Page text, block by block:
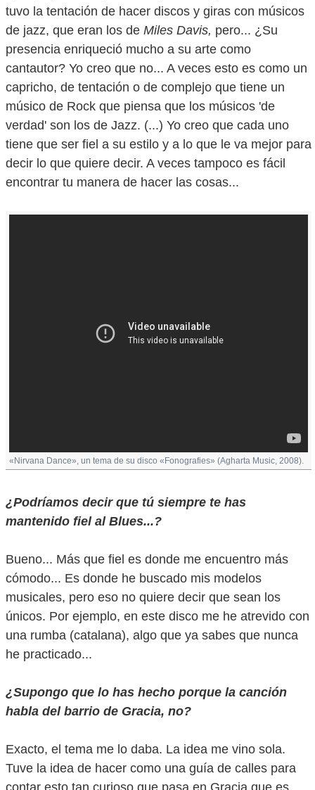
tuvo la tentación de hacer discos y giras con músicos
de jazz, que eran los de Miles Davis, pero... ¿Su
presencia enriqueció mucho a su arte como
cantautor? Yo creo que no... A veces esto es como un
capricho, de tentación o de complejo que tiene un
músico de Rock que piensa que los músicos 'de
verdad' son los de Jazz. (...) Yo creo que cada uno
tiene que ser fiel a su estilo y a lo que le va mejor para
decir lo que quiere decir. A veces tampoco es fácil
encontrar tu manera de hacer las cosas...
«Nirvana Dance», un tema de su disco «Fonografies» (Agharta Music, 2008).
¿Podríamos decir que tú siempre te has
mantenido fiel al Blues...?
Bueno... Más que fiel es donde me encuentro más
cómodo... Es donde he buscado mis modelos
musicales, pero eso no quiere decir que sean los
únicos. Por ejemplo, en este disco me he atrevido con
una rumba (catalana), algo que ya sabes que nunca
he practicado...
¿Supongo que lo has hecho porque la canción
habla del barrio de Gracia, no?
Exacto, el tema me lo daba. La idea me vino sola.
Tuve la idea de hacer como una guía de calles para
contar esto tan curioso que pasa en Gracia que es